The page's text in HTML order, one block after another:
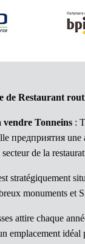
de Restaurant
Tonneins :
предприятия
secteur de la
stratégiquement
monuments et
attire chaque
emplacement idéal